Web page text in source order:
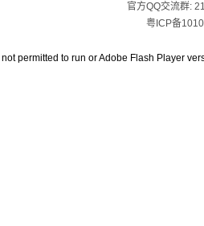
官方QQ交流群:
粤ICP备
permitted to run or Adobe Flash Player